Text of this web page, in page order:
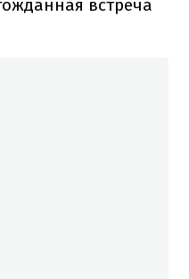
встреча